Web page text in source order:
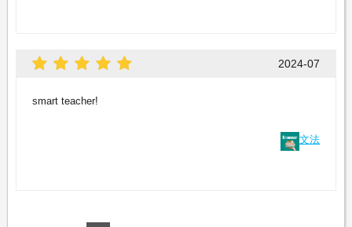
2024-07
smart teacher!
文法